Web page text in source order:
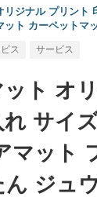
リジナル プリント
ット カーペットマ
ス サービス
ット オ
れ サイ
マット
ん ジュ